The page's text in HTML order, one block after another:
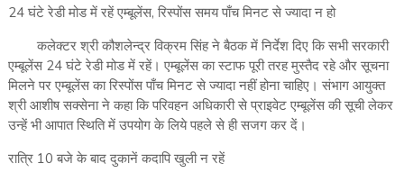
24 घंटे रेडी मोड में रहें एम्बूलेंस, रिस्पोंस समय पाँच मिनट से ज्यादा न हो
कलेक्टर श्री कौशलेन्द्र विक्रम सिंह ने बैठक में निर्देश दिए कि सभी सरकारी
एम्बूलेंस 24 घंटे रेडी मोड में रहें। एम्बूलेंस का स्टाफ पूरी तरह मुस्तैद रहे और सूचना
मिलने पर एम्बूलेंस का रिस्पोंस पाँच मिनट से ज्यादा नहीं होना चाहिए। संभाग आयुक्त
श्री आशीष सक्सेना ने कहा कि परिवहन अधिकारी से प्राइवेट एम्बूलेंस की सूची लेकर
उन्हें भी आपात स्थिति में उपयोग के लिये पहले से ही सजग कर दें।
रात्रि 10 बजे के बाद दुकानें कदापि खुली न रहें